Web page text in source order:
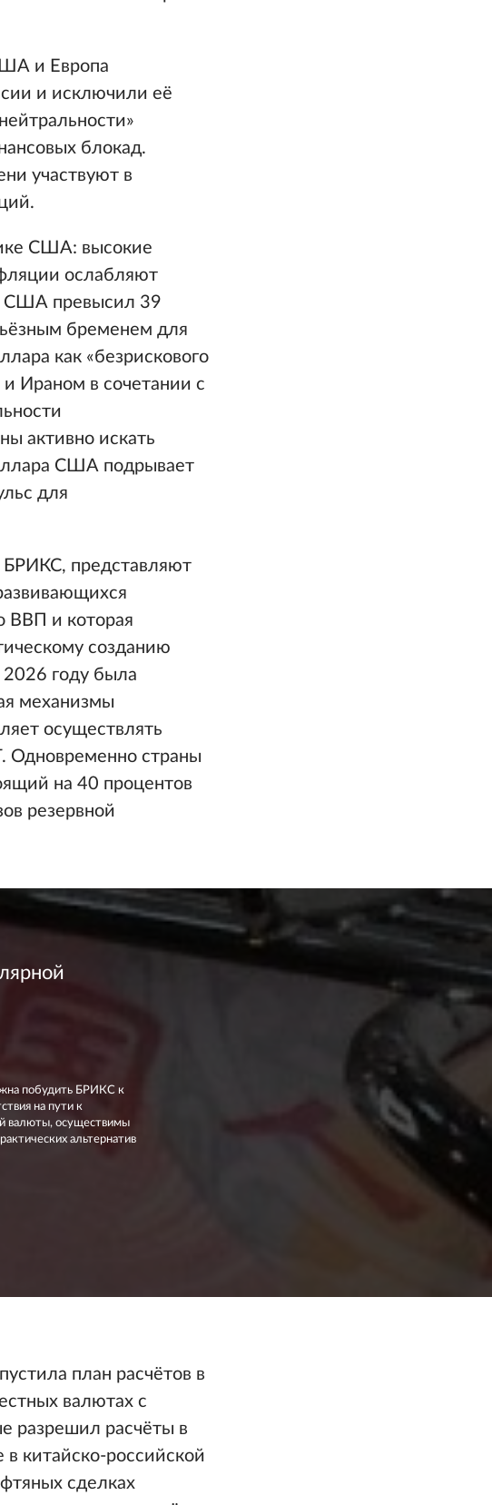
и Европа
и исключили её
блокад.
участвуют в
США: высокие
ослабляют
США превысил 39
бременем для
как «безрискового
Ираном в сочетании с
активно искать
США подрывает
для
представляют
ВВП и которая
созданию
году была
механизмы
осуществлять
. Одновременно страны
на 40 процентов
резервной
побудить БРИКС к
на пути к
валюты, осуществимы
альтернатив
план расчётов в
валютах с
разрешил расчёты в
китайско-российской
сделках